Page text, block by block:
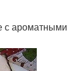
с ароматными